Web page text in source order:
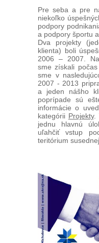
Pre seba a pre
niekoľko
podpory
a podpory športu
Dva projekty
klienta) boli
2006 – 2007.
sme získali
sme v
2007 - 2013
a jeden nášho
poprípade sú
informácie o
kategórii Projekty.
jednu hlavnú
uľahčiť vstup
teritórium